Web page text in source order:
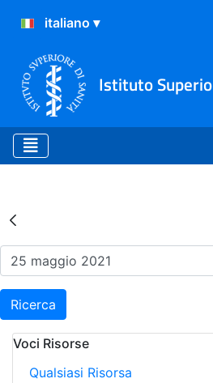
Istituto
Risultati della
Ricerca
Voci Risorse
Qualsiasi Risorsa